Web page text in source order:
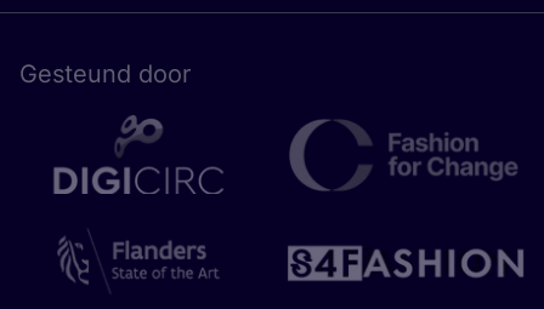
Gesteund door